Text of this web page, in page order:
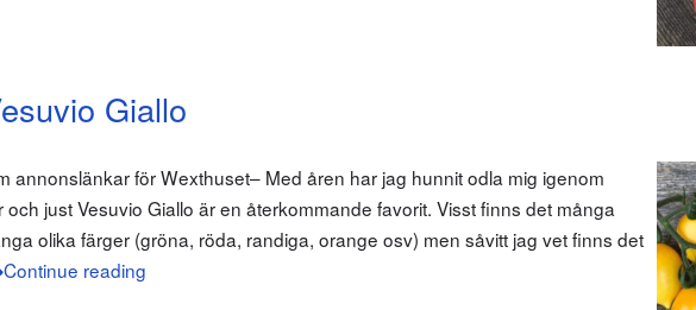
Giallo
annonslänkar för Wexthuset– Med åren har jag hunnit odla mig igenom
just Vesuvio Giallo är en återkommande favorit. Visst finns det många
olika färger (gröna, röda, randiga, orange osv) men såvitt jag vet finns det
Continue reading